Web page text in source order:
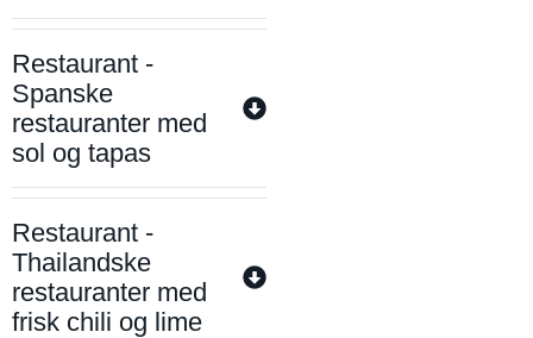
Restaurant -
Spanske
restauranter med
sol og tapas
Restaurant -
Thailandske
restauranter med
frisk chili og lime